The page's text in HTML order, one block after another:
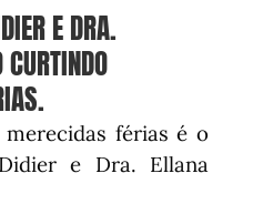
E DRA.
férias é o
e Dra. Ellana